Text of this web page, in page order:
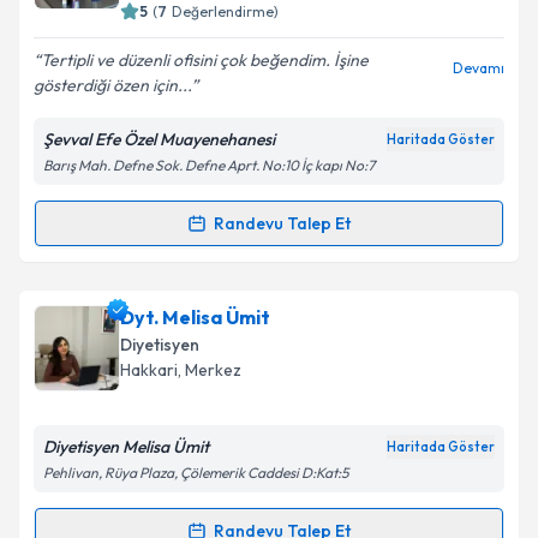
Kişisel verilerimin işlenmesine ilişkin
Aydınlatma
Metni'ni okudum ve kişisel verilerimin belirtilen
kapsamda işlenmesini kabul ediyorum.
5 (7 Değerlendirme)
Tertipli ve düzenli ofisini çok beğendim. İşine
gösterdiği özen için...
Devamı
Şevval Efe Özel Muayenehanesi Haritada Göster
Barış Mah. Defne Sok. Defne Aprt. No:10 İç kapı No:7
Randevu Talep Et
Randevu Takvimi Talebi
Dyt. Şevval Efe Karaçay
oluşturun. Size bu uzmandan randevu almanız için bir
takvim hazırlandığında e-posta ile bilgilendireceğiz.
Kişisel verilerimin işlenmesine ilişkin
Dyt. Melisa Ümit
Diyetisyen
Hakkari, Merkez
Diyetisyen Melisa Ümit Haritada Göster
Pehlivan, Rüya Plaza, Çölemerik Caddesi D:Kat:5
Randevu Talep Et